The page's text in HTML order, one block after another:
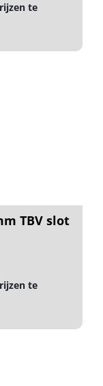
te
TBV slot
te